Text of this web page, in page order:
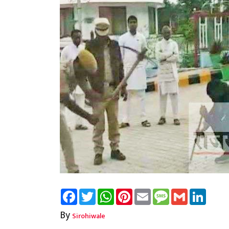
FacebookTwitterWhatsAppPinterest
Email Message
Gmail
By Sirohiwale